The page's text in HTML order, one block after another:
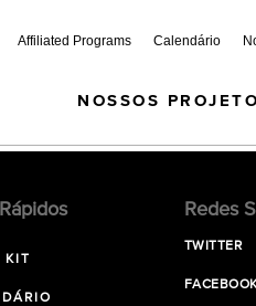
Affiliated Programs Calendário
NOSSOS
KIT
Redes
TWITTER